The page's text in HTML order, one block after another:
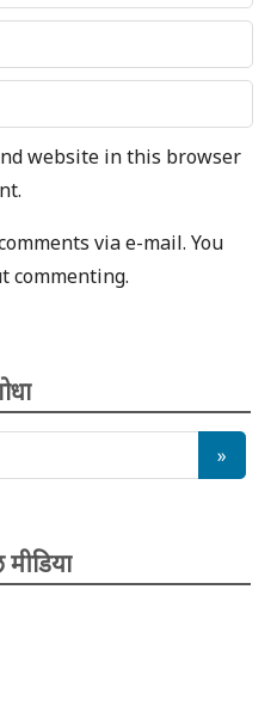
website in this browser
via e-mail. You
commenting.